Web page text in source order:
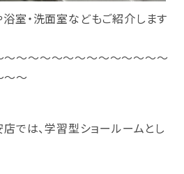
室・洗面室などもご紹介します
～～～～～～～～～～～～～
～～
店では、学習型ショールームとし